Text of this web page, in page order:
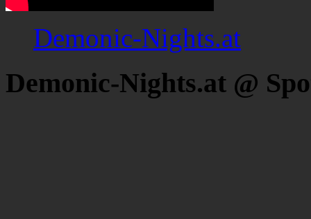
Demonic-Nights.at
Demonic-Nights.at @